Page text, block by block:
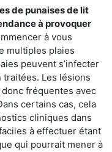
de punaises de lit
à provoquer
à vous
multiples plaies
peuvent s’infecter
traitées. Les lésions
fréquentes avec
certains cas, cela
cliniques dans
à effectuer étant
qui pourrait mener à